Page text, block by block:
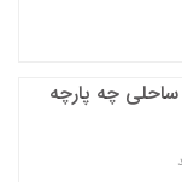
چه پارچه